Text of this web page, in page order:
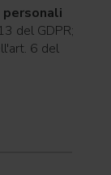
del GDPR;
6 del